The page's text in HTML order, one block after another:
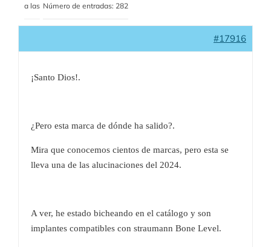
a las Número de entradas: 282
#17916
¡Santo Dios!.
¿Pero esta marca de dónde ha salido?.
Mira que conocemos cientos de marcas, pero esta se
lleva una de las alucinaciones del 2024.
A ver, he estado bicheando en el catálogo y son
implantes compatibles con straumann Bone Level.